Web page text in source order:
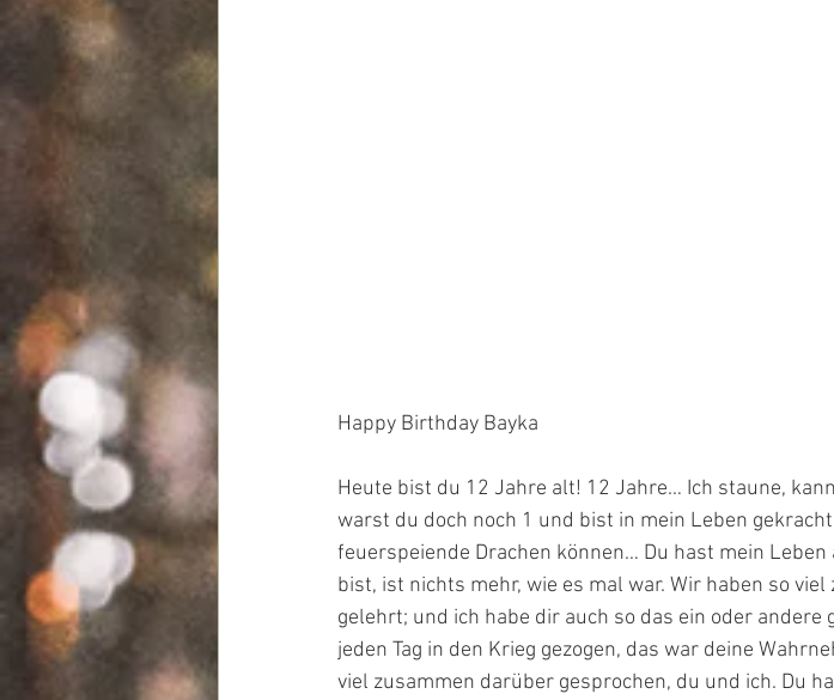
Happy Birthday Bayka
Heute bist du 12 Jahre alt! 12 Jahre… Ich staune,
warst du doch noch 1 und bist in mein Leben
feuerspeiende Drachen können… Du hast mein
bist, ist nichts mehr, wie es mal war. Wir haben so
gelehrt; und ich habe dir auch so das ein oder
jeden Tag in den Krieg gezogen, das war deine
viel zusammen darüber gesprochen, du und ich. Du